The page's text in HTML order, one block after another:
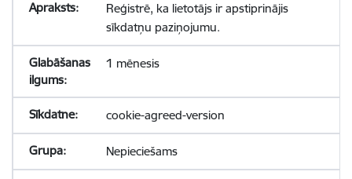
Reģistrē, ka lietotājs ir apstiprinājis
sīkdatņu paziņojumu.
1 mēnesis
cookie-agreed-version
Nepieciešams